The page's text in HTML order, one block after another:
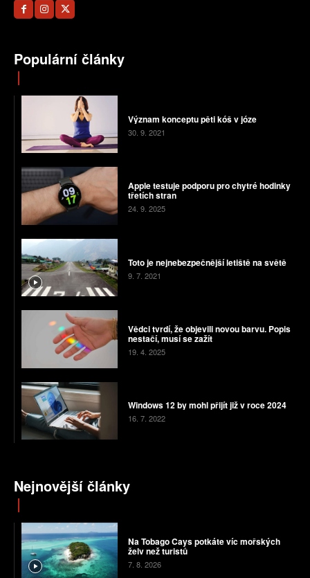
Populární články
Význam konceptu pěti kóš v józe
30. 9. 2021
Apple testuje podporu pro chytré hodinky
třetích stran
24. 9. 2025
Toto je nejnebezpečnější letiště na světě
9. 7. 2021
Vědci tvrdí, že objevili novou barvu. Popis
nestačí, musí se zažít
19. 4. 2025
Windows 12 by mohl přijít již v roce 2024
16. 7. 2022
Nejnovější články
Na Tobago Cays potkáte víc mořských
želv než turistů
7. 8. 2026